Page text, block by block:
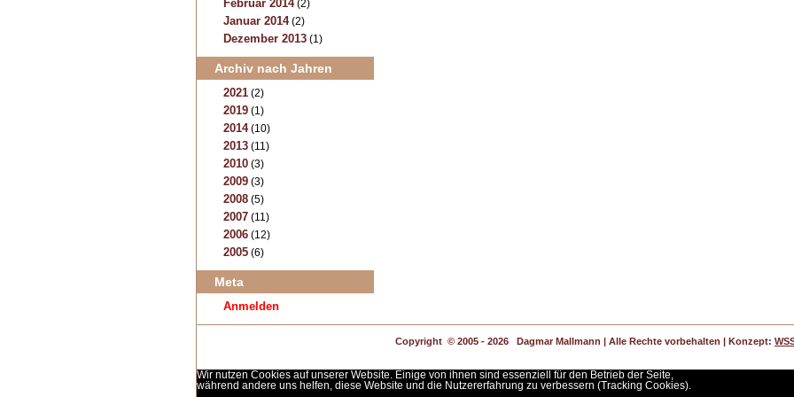
Februar 2014(2)
Januar 2014(2)
Dezember 2013 (1)
Archiv nach Jahren
2021 (2)
2019 (1)
2014(10)
2013 (11)
2010 (3)
2009 (3)
2008 (5)
2007 (11)
2006 (12)
2005 (6)
Meta
Anmelden
Copyright © 2005 - 2026 Dagmar Mallmann | Alle Rechte vorbehalten | Konzept:
Wir nutzen Cookies auf unserer Website. Einige von ihnen sind essenziell für den Betrieb der Seite,
während andere uns helfen, diese Website und die Nutzererfahrung zu verbessern (Tracking Cookies).